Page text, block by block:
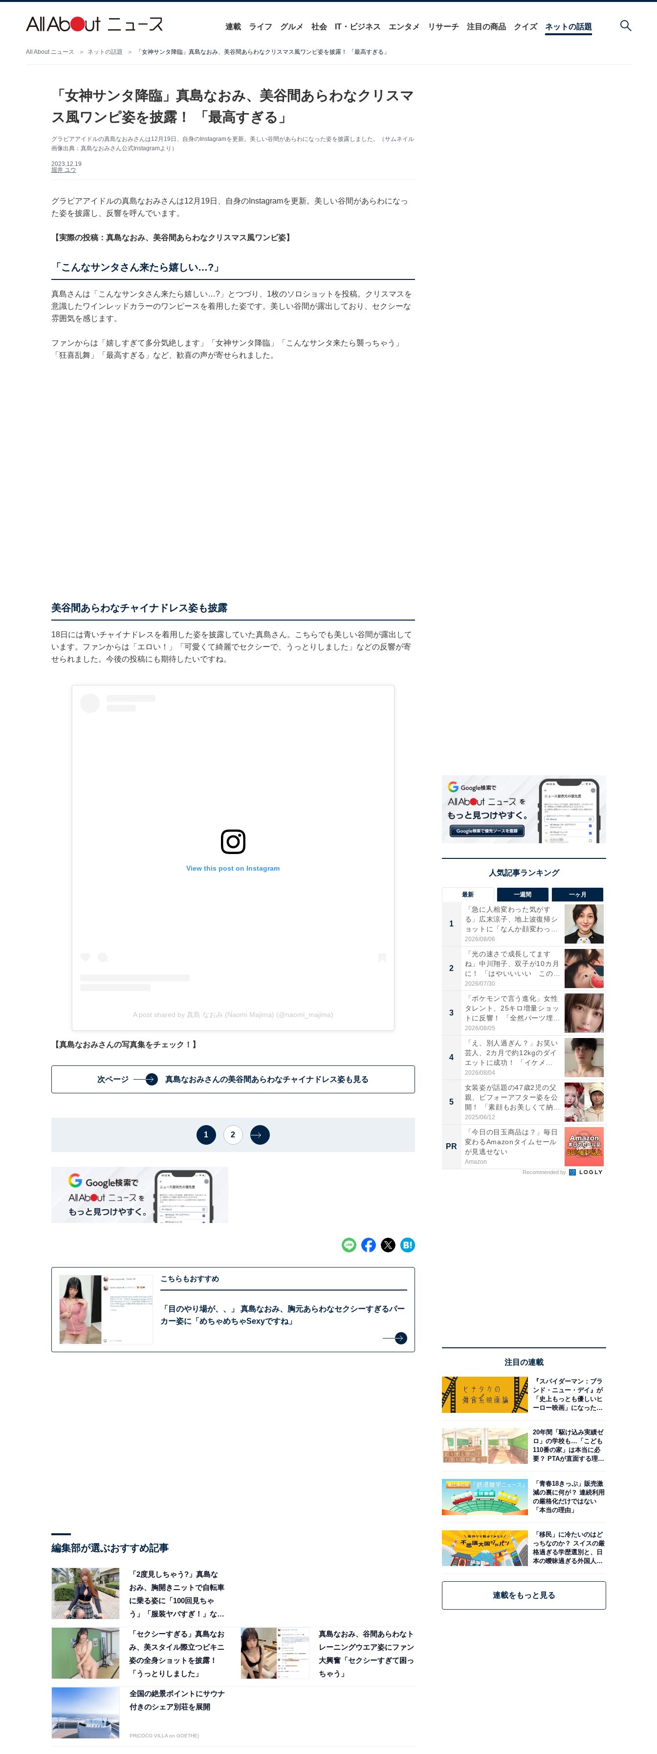
連載 ライフ グルメ 社会 IT・ビジネス エンタメ リサーチ 注目の商品 クイズ ネットの話題
All About ニュース ネットの話題 「女神サンタ降臨」真島なおみ、美谷間あらわなクリスマス風ワンピ姿を披露！ 「最高すぎる」
「女神サンタ降臨」真島なおみ、美谷間あらわなクリスマ
ス風ワンピ姿を披露！ 「最高すぎる」
グラビアアイドルの真島なおみさんは12月19日、自身のInstagramを更新。美しい谷間があらわになった姿を披露しました。（サムネイル
画像出典：真島なおみさん公式Instagramより）
2023.12.19
堀井 ユウ
グラビアアイドルの真島なおみさんは12月19日、自身のInstagramを更新。美しい谷間があらわになっ
た姿を披露し、反響を呼んでいます。
【実際の投稿：真島なおみ、美谷間あらわなクリスマス風ワンピ姿】
「こんなサンタさん来たら嬉しい…?」
真島さんは「こんなサンタさん来たら嬉しい…?」とつづり、1枚のソロショットを投稿。クリスマスを
意識したワインレッドカラーのワンピースを着用した姿です。美しい谷間が露出しており、セクシーな
雰囲気を感じます。
ファンからは「嬉しすぎて多分気絶します」「女神サンタ降臨」「こんなサンタ来たら襲っちゃう」
「狂喜乱舞」「最高すぎる」など、歓喜の声が寄せられました。
美谷間あらわなチャイナドレス姿も披露
18日には青いチャイナドレスを着用した姿を披露 していた真島さん。こちらでも美しい谷間が露出して
います。ファンからは「エロい！」「可愛くて綺麗でセクシーで、うっとりしました」などの反響が寄
せられました。今後の投稿にも期待したいですね。
View this post on Instagram
A post shared by 真島 なおみ (Naomi Majima) (@naomi_majima)
【真島なおみさんの写真集をチェック！】
次ページ 真島なおみさんの美谷間あらわなチャイナドレス姿も見る
1 2
こちらもおすすめ
「目のやり場が、、」 真島なおみ、胸元あらわなセクシーすぎるパー
カー姿に「めちゃめちゃSexyですね」
編集部が選ぶおすすめ記事
「2度見しちゃう?」真島な
おみ、胸開きニットで自転車
に乗る姿に「100回見ちゃ
う」「服装ヤバすぎ！」など
「セクシーすぎる」真島なお
み、美スタイル際立つビキニ
姿の全身ショットを披露！
「うっとりしました」
真島なおみ、谷間あらわなト
レーニングウエア姿にファン
大興奮「セクシーすぎて困っ
ちゃう」
全国の絶景ポイントにサウナ
付きのシェア別荘を展開
PR(COCO VILLA on GOETHE)
最新 一週間 一ヶ月
1
「急に人相変わった気がす
る」広末涼子、地上波復帰シ
ョットに「なんか顔変わっ
た」の...
2026/08/06
2
「光の速さで成長してます
ね」中川翔子、双子が10カ月
に！ 「はやいいいい この
前...
2026/07/30
3
「ポケモンで言う進化」女性
タレント、25キロ増量ショッ
トに反響！ 「全然パーツ埋...
2026/08/05
4
「え、別人過ぎん？」お笑い
芸人、2カ月で約12kgのダイ
エットに成功！ 「イケメ...
2026/08/04
5
女装姿が話題の47歳2児の父
親、ビフォーアフター姿を公
開！ 「素顔もお美しくて納...
2025/06/12
PR
「今日の目玉商品は？」毎日
変わるAmazonタイムセール
が見逃せない
Amazon
Recommended by
注目の連載
『スパイダーマン：ブラ
ンド・ニュー・デイ』が
「史上もっとも優しいヒ
ーロー映画」になった理
20年間「駆け込み実績ゼ
ロ」の学校も…「こども
110番の家」は本当に必
要？ PTAが直面する理想
「青春18きっぷ」販売激
減の裏に何が？ 連続利用
の厳格化だけではない
「本当の理由」
「移民」に冷たいのはど
っちなのか？ スイスの厳
格過ぎる学歴選別と、日
本の曖昧過ぎる外国人政
連載をもっと見る